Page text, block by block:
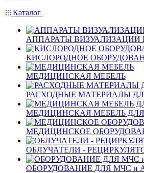
Каталог
АППАРАТЫ ВИЗУАЛИЗАЦИИ
КИСЛОРОДНОЕ
МЕДИЦИНСКАЯ МЕБЕЛЬ
РАСХОДНЫЕ МАТЕРИАЛЫ
МЕДИЦИНСКАЯ МЕБЕЛЬ
МЕДИЦИНСКОЕ
ОБЛУЧАТЕЛИ -
ОБОРУДОВАНИЕ ДЛЯ МЧС и